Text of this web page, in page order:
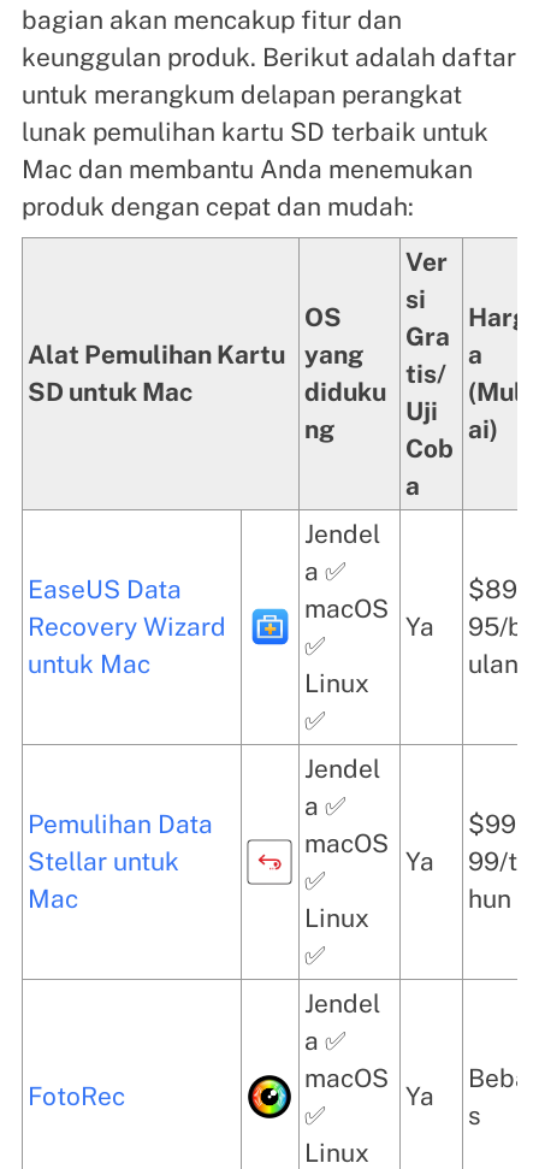
bagian akan mencakup fitur dan
keunggulan produk. Berikut adalah daftar
untuk merangkum delapan perangkat
lunak pemulihan kartu SD terbaik untuk
Mac dan membantu Anda menemukan
produk dengan cepat dan mudah:
Alat Pemulihan Kartu
SD untuk Mac
OS
yang
diduku
ng
Ver
si
Gra
tis/
Uji
Cob
a
Harg
a
(Mul
ai)
EaseUS Data
Recovery Wizard
untuk Mac
Jendel
a ✅
macOS
✅
Linux
✅
Ya
$89,
95/b
ulan
Pemulihan Data
Stellar untuk
Mac
Jendel
a ✅
macOS
✅
Linux
✅
Ya
$99,
99/ta
hun
FotoRec
Jendel
a ✅
macOS
✅
Linux
Ya
Beba
s